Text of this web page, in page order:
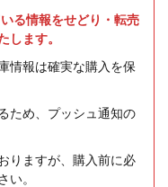
る情報をせどり・転売
します。
情報は確実な購入を保
ため、プッシュ通知の
りますが、購入前に必
い。